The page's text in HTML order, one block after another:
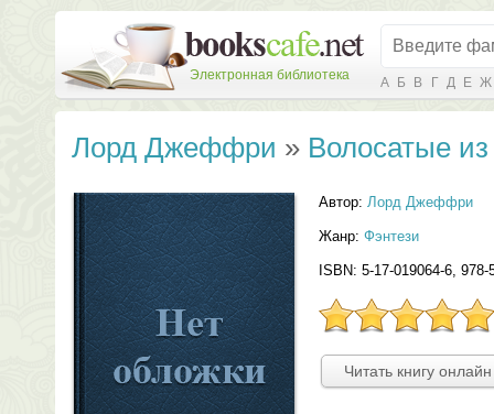
Электронная библиотека А Б В Г Д Е Ж
Лорд Джеффри » Волосатые
Автор: Лорд Джеффри
Жанр: Фэнтези
ISBN: 5-17-019064-6, 978-
Читать книгу